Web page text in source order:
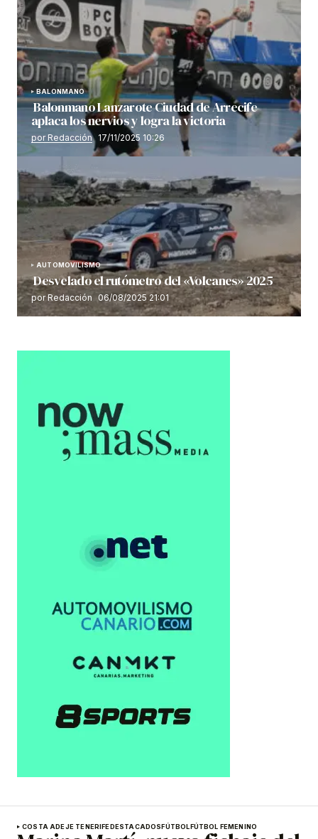
BALONMANO
Balonmano Lanzarote Ciudad de Arrecife
aplaca los nervios y logra la victoria
por Redacción 17/11/2025 10:26
AUTOMOVILISMO
Desvelado el rutómetro del «Volcanes» 2025
por Redacción 06/08/2025 21:01
COSTA ADEJE TENERIFEDESTACADOSFÚTBOLFÚTBOL FEMENINO